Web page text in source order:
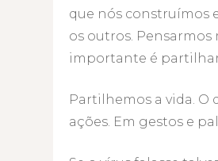
que nós construímos
os outros.
importante é
Partilhemos a vida. O
ações. Em gestos e